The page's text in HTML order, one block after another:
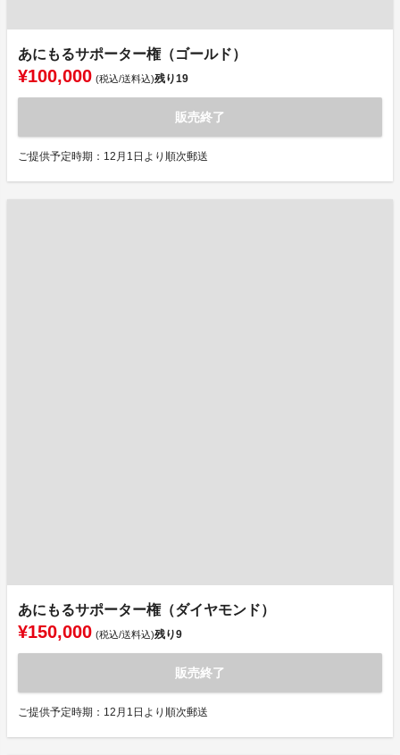
あにもるサポーター権（ゴールド）
¥100,000 (税込/送料込)残り19
販売終了
ご提供予定時期：12月1日より順次郵送
あにもるサポーター権（ダイヤモンド）
¥150,000 (税込/送料込)残り9
販売終了
ご提供予定時期：12月1日より順次郵送